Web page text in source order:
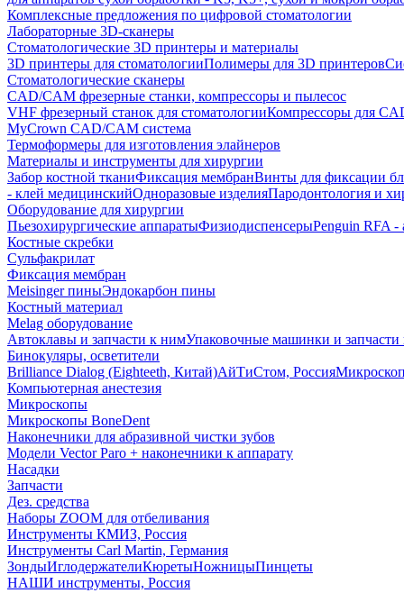
Комплексные предложения по цифровой стоматологии
Лабораторные 3D-сканеры
Стоматологические 3D принтеры и материалы
3D принтеры для стоматологииПолимеры для 3D принтеров
Стоматологические сканеры
CAD/CAM фрезерные станки, компрессоры и пылесос
VHF фрезерный станок для стоматологииКомпрессоры для
MyCrown CAD/CAM система
Термоформеры для изготовления элайнеров
Материалы и инструменты для хирургии
Забор костной тканиФиксация мембранВинты для фиксации
- клей медицинскийОдноразовые изделияПародонтология и
Оборудование для хирургии
Пьезохирургические аппаратыФизиодиспенсерыPenguin RFA -
Костные скребки
Сульфакрилат
Фиксация мембран
Meisinger пиныЭндокарбон пины
Костный материал
Melag оборудование
Автоклавы и запчасти к нимУпаковочные машинки и
Бинокуляры, осветители
Brilliance Dialog (Eighteeth, Китай)АйТиСтом, Россия
Компьютерная анестезия
Микроскопы
Микроскопы BoneDent
Наконечники для абразивной чистки зубов
Модели Vector Paro + наконечники к аппарату
Насадки
Запчасти
Дез. средства
Наборы ZOOM для отбеливания
Инструменты КМИЗ, Россия
Инструменты Carl Martin, Германия
ЗондыИглодержателиКюретыНожницыПинцеты
НАШИ инструменты, Россия